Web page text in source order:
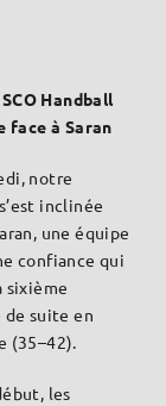
Handball
face à Saran
notre
inclinée
une équipe
confiance qui
sixième
suite en
(35–42).
les